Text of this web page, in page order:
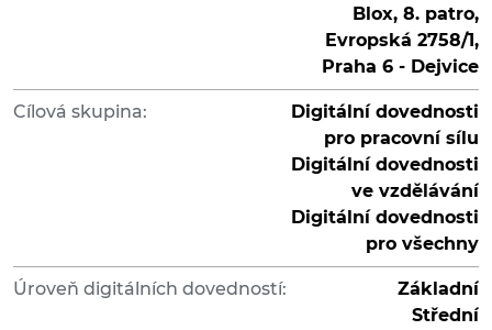
Blox, 8. patro,
Evropská 2758/1,
Praha 6 - Dejvice
Cílová skupina:
Digitální dovednosti
pro pracovní sílu
Digitální dovednosti
ve vzdělávání
Digitální dovednosti
pro všechny
Úroveň digitálních dovedností:
Základní
Střední